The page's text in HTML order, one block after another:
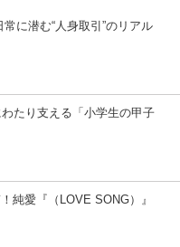
に潜む“人身取引”のリアル
たり支える「小学生の甲子
純愛『（LOVE SONG）』